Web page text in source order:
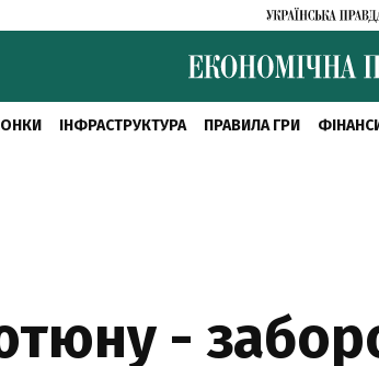
ІНФРАСТРУКТУРА ПРАВИЛА ГРИ
-